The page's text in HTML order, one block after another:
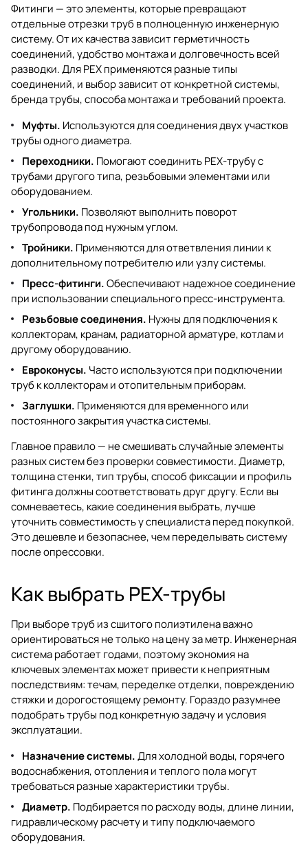
Фитинги — это элементы, которые превращают
отдельные отрезки труб в полноценную инженерную
систему. От их качества зависит герметичность
соединений, удобство монтажа и долговечность всей
разводки. Для PEX применяются разные типы
соединений, и выбор зависит от конкретной системы,
бренда трубы, способа монтажа и требований проекта.
Муфты. Используются для соединения двух участков
трубы одного диаметра.
Переходники. Помогают соединить PEX-трубу с
трубами другого типа, резьбовыми элементами или
оборудованием.
Угольники. Позволяют выполнить поворот
трубопровода под нужным углом.
Тройники. Применяются для ответвления линии к
дополнительному потребителю или узлу системы.
Пресс-фитинги.Обеспечивают надежное соединение
при использовании специального пресс-инструмента.
Резьбовые соединения. Нужны для подключения к
коллекторам, кранам, радиаторной арматуре, котлам и
другому оборудованию.
Евроконусы. Часто используются при подключении
труб к коллекторам и отопительным приборам.
Заглушки. Применяются для временного или
постоянного закрытия участка системы.
Главное правило — не смешивать случайные элементы
разных систем без проверки совместимости. Диаметр,
толщина стенки, тип трубы, способ фиксации и профиль
фитинга должны соответствовать друг другу. Если вы
сомневаетесь, какие соединения выбрать, лучше
уточнить совместимость у специалиста перед покупкой.
Это дешевле и безопаснее, чем переделывать систему
после опрессовки.
Как выбрать PEX-трубы
При выборе труб из сшитого полиэтилена важно
ориентироваться не только на цену за метр. Инженерная
система работает годами, поэтому экономия на
ключевых элементах может привести к неприятным
последствиям: течам, переделке отделки, повреждению
стяжки и дорогостоящему ремонту. Гораздо разумнее
подобрать трубы под конкретную задачу и условия
эксплуатации.
Назначение системы.Для холодной воды, горячего
водоснабжения, отопления и теплого пола могут
требоваться разные характеристики трубы.
Диаметр. Подбирается по расходу воды, длине линии,
гидравлическому расчету и типу подключаемого
оборудования.